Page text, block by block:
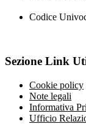
Codice
Sezione Link
Cookie policy
Note legali
Informativa
Ufficio